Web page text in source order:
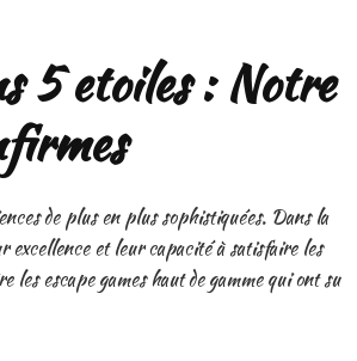
5 etoiles : Notre
de plus en plus sophistiquées. Dans la
et leur capacité à satisfaire les
escape games haut de gamme qui ont su